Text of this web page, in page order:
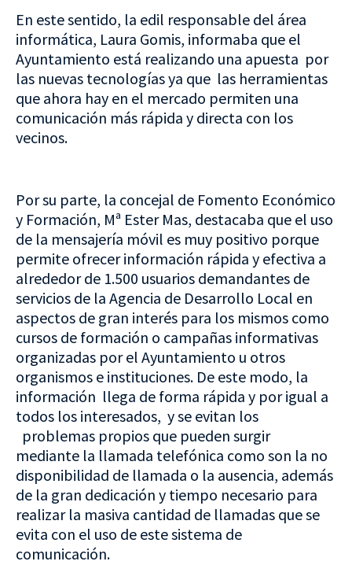
En este sentido, la edil responsable del área
informática, Laura Gomis, informaba que el
Ayuntamiento está realizando una apuesta por
las nuevas tecnologías ya que las herramientas
que ahora hay en el mercado permiten una
comunicación más rápida y directa con los
vecinos.
Por su parte, la concejal de Fomento Económico
y Formación, Mª Ester Mas, destacaba que el uso
de la mensajería móvil es muy positivo porque
permite ofrecer información rápida y efectiva a
alrededor de 1.500 usuarios demandantes de
servicios de la Agencia de Desarrollo Local en
aspectos de gran interés para los mismos como
cursos de formación o campañas informativas
organizadas por el Ayuntamiento u otros
organismos e instituciones. De este modo, la
información llega de forma rápida y por igual a
todos los interesados, y se evitan los
problemas propios que pueden surgir
mediante la llamada telefónica como son la no
disponibilidad de llamada o la ausencia, además
de la gran dedicación y tiempo necesario para
realizar la masiva cantidad de llamadas que se
evita con el uso de este sistema de
comunicación.